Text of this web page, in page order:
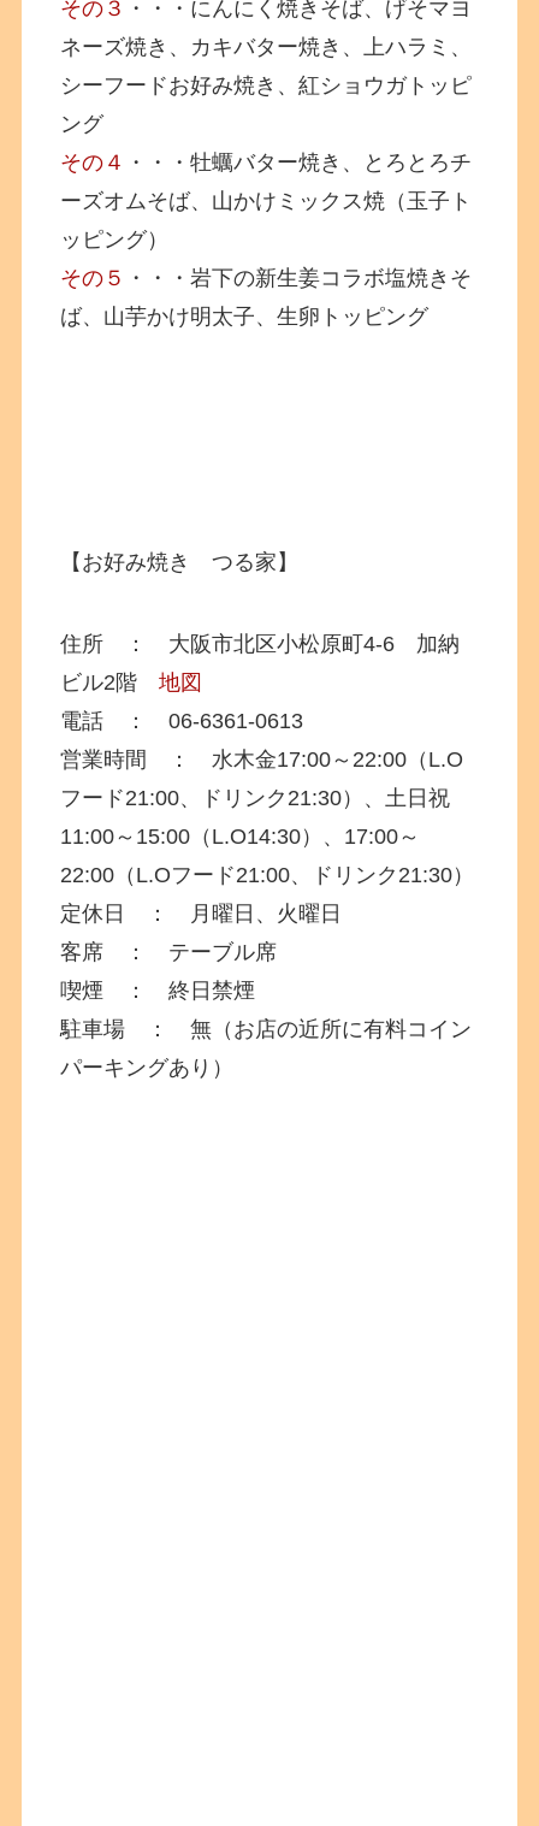
その３ ・・・にんにく焼きそば、げそマヨ
ネーズ焼き、カキバター焼き、上ハラミ、
シーフードお好み焼き、紅ショウガトッピ
ング
その４ ・・・牡蠣バター焼き、とろとろチ
ーズオムそば、山かけミックス焼（玉子ト
ッピング）
その５ ・・・岩下の新生姜コラボ塩焼きそ
ば、山芋かけ明太子、生卵トッピング
【お好み焼き つる家】
住所 ： 大阪市北区小松原町4-6 加納
ビル2階地図
電話 ： 06-6361-0613
営業時間 ： 水木金17:00～22:00（L.O
フード21:00、ドリンク21:30）、土日祝
11:00～15:00（L.O14:30）、17:00～
22:00（L.Oフード21:00、ドリンク21:30）
定休日 ： 月曜日、火曜日
客席 ： テーブル席
喫煙 ： 終日禁煙
駐車場 ： 無（お店の近所に有料コイン
パーキングあり）